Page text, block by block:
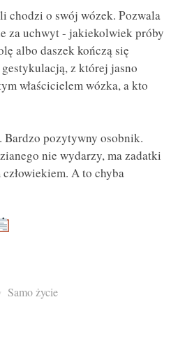
chodzi o swój wózek. Pozwala
za uchwyt - jakiekolwiek próby
albo daszek kończą się
z której jasno
właścicielem wózka, a kto
Bardzo pozytywny osobnik.
nie wydarzy, ma zadatki
A to chyba
Samo życie